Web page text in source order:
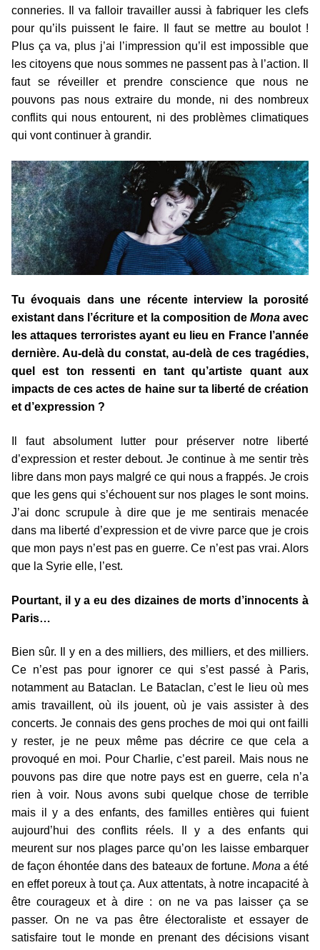
conneries. Il va falloir travailler aussi à fabriquer les clefs
pour qu’ils puissent le faire. Il faut se mettre au boulot !
Plus ça va, plus j’ai l’impression qu’il est impossible que
les citoyens que nous sommes ne passent pas à l’action. Il
faut se réveiller et prendre conscience que nous ne
pouvons pas nous extraire du monde, ni des nombreux
conflits qui nous entourent, ni des problèmes climatiques
qui vont continuer à grandir.
Tu évoquais dans une récente interview la porosité
existant dans l’écriture et la composition de Monaavec
les attaques terroristes ayant eu lieu en France l’année
dernière. Au-delà du constat, au-delà de ces tragédies,
quel est ton ressenti en tant qu’artiste quant aux
impacts de ces actes de haine sur ta liberté de création
et d’expression ?
Il faut absolument lutter pour préserver notre liberté
d’expression et rester debout. Je continue à me sentir très
libre dans mon pays malgré ce qui nous a frappés. Je crois
que les gens qui s’échouent sur nos plages le sont moins.
J’ai donc scrupule à dire que je me sentirais menacée
dans ma liberté d’expression et de vivre parce que je crois
que mon pays n’est pas en guerre. Ce n’est pas vrai. Alors
que la Syrie elle, l’est.
Pourtant, il y a eu des dizaines de morts d’innocents à
Paris…
Bien sûr. Il y en a des milliers, des milliers, et des milliers.
Ce n’est pas pour ignorer ce qui s’est passé à Paris,
notamment au Bataclan. Le Bataclan, c’est le lieu où mes
amis travaillent, où ils jouent, où je vais assister à des
concerts. Je connais des gens proches de moi qui ont failli
y rester, je ne peux même pas décrire ce que cela a
provoqué en moi. Pour Charlie, c’est pareil. Mais nous ne
pouvons pas dire que notre pays est en guerre, cela n’a
rien à voir. Nous avons subi quelque chose de terrible
mais il y a des enfants, des familles entières qui fuient
aujourd’hui des conflits réels. Il y a des enfants qui
meurent sur nos plages parce qu’on les laisse embarquer
de façon éhontée dans des bateaux de fortune. Mona a été
en effet poreux à tout ça. Aux attentats, à notre incapacité à
être courageux et à dire : on ne va pas laisser ça se
passer. On ne va pas être électoraliste et essayer de
satisfaire tout le monde en prenant des décisions visant